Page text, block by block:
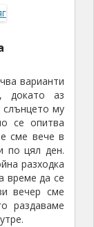
варианти
докато аз
слънцето му
се опитва
сме вече в
по цял ден.
разходка
време да се
вечер сме
раздаваме